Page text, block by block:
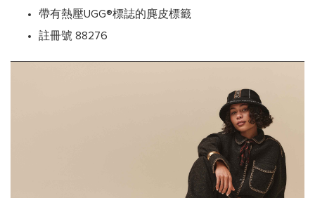
帶有熱壓UGG®標誌的麂皮標籤
註冊號 88276